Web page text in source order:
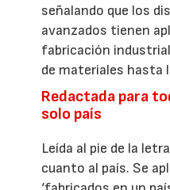
señalando que los
avanzados tienen
fabricación
de materiales hasta
Redactada para
solo país
Leída al pie de la
cuanto al país. Se